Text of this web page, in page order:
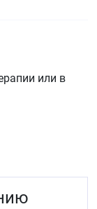
или в